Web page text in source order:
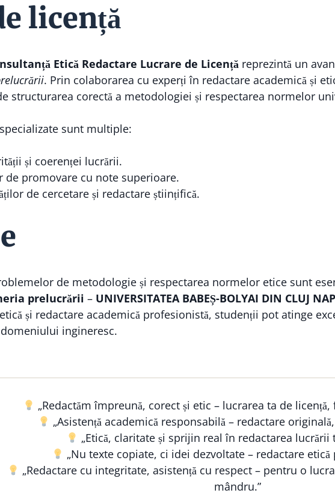
licență
Etică Redactare Lucrare de Licență reprezintă un
. Prin colaborarea cu experți în redactare academică și
structurarea corectă a metodologiei și respectarea normelor
sunt multiple:
și coerenței lucrării.
de promovare cu note superioare.
de cercetare și redactare științifică.
de metodologie și respectarea normelor etice sunt
prelucrării – UNIVERSITATEA BABEȘ-BOLYAI DIN CLUJ
și redactare academică profesionistă, studenții pot atinge
ingineresc.
„Redactăm împreună, corect și etic – lucrarea ta de licență,
„Asistență academică responsabilă – redactare
„Etică, claritate și sprijin real în redactarea lucrării
„Nu texte copiate, ci idei dezvoltate – redactare etică
„Redactare cu integritate, asistență cu respect – pentru o
mândru.”